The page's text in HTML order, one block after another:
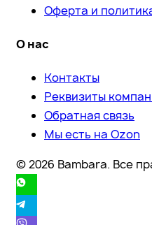
Оферта и
О нас
Контакты
Реквизиты
Обратная связь
Мы есть на Ozon
© 2026 Bambara. Все